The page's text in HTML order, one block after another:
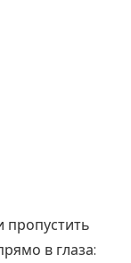
пропустить
в глаза: